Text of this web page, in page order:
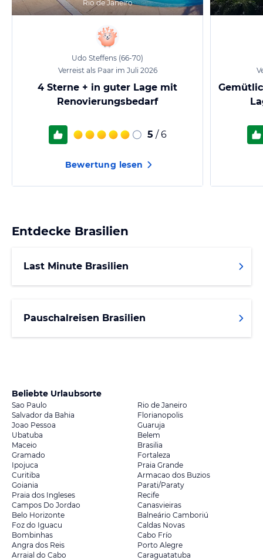
Rio de Janeiro
Udo Steffens (66-70)
Verreist als Paar im Juli 2026
4 Sterne + in guter Lage mit
Renovierungsbedarf
5 / 6
Bewertung lesen
Entdecke Brasilien
Last Minute Brasilien
Pauschalreisen Brasilien
Beliebte Urlaubsorte
Sao Paulo
Rio de Janeiro
Salvador da Bahia
Florianopolis
Joao Pessoa
Guaruja
Ubatuba
Belem
Maceio
Brasilia
Gramado
Fortaleza
Ipojuca
Praia Grande
Curitiba
Armacao dos Buzios
Goiania
Parati/Paraty
Praia dos Ingleses
Recife
Campos Do Jordao
Canasvieiras
Belo Horizonte
Balneário Camboriú
Foz do Iguacu
Caldas Novas
Bombinhas
Cabo Frío
Angra dos Reis
Porto Alegre
Arraial do Cabo
Caraguatatuba